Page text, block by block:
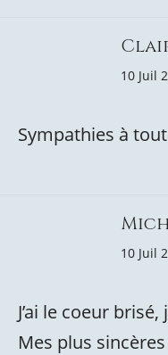
10 Juil
Sympathies à
10 Juil
J’ai le coeur
Mes plus